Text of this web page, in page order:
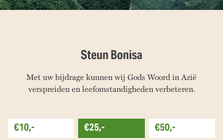
Steun Bonisa
Met uw bijdrage kunnen wij Gods Woord in Azië
verspreiden en leefomstandigheden verbeteren.
€10,- €25,-
€50,-